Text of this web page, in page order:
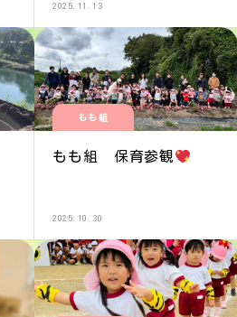
2025.11.13
もも組
もも組 保育参観
2025.10.30